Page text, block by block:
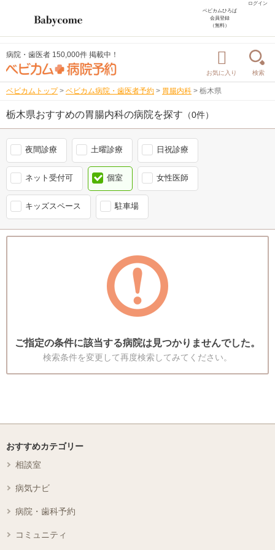
ログイン
ベビカムひろば
会員登録
（無料）
病院・歯医者 150,000件 掲載中！
お気に入り 検索
ベビカムトップ > ベビカム病院・歯医者予約 > 胃腸内科 > 栃木県
栃木県おすすめの胃腸内科の病院を探す （0件）
夜間診療 土曜診療 日祝診療
ネット受付可 個室 女性医師
キッズスペース 駐車場
ご指定の条件に該当する病院は見つかりませんでした。
検索条件を変更して再度検索してみてください。
おすすめカテゴリー
相談室
病気ナビ
病院・歯科予約
コミュニティ